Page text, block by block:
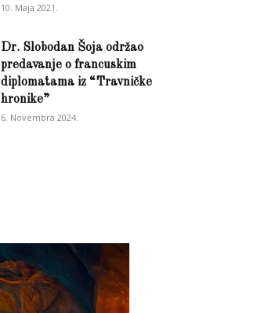
10. Maja 2021.
Dr. Slobodan Šoja održao
predavanje o francuskim
diplomatama iz “Travničke
hronike”
6. Novembra 2024.